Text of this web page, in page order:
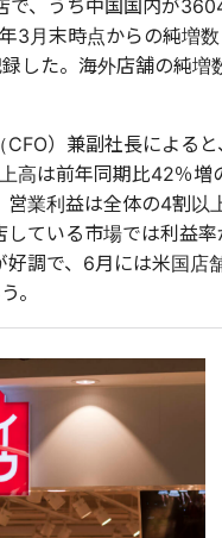
で、うち中国国内が
3月末時点からの純増数
した。海外店舗の純増
）兼副社長によると
高は前年同期比42％増
営業利益は全体の4割以
ている市場では利益率
調で、6月には米国店
。